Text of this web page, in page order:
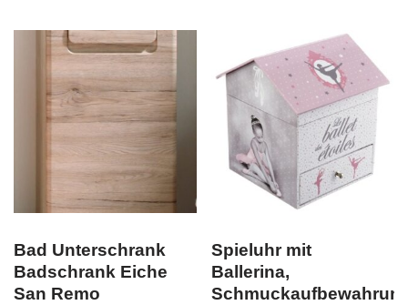
Bad Unterschrank
Badschrank Eiche
San Remo
Spieluhr mit
Ballerina,